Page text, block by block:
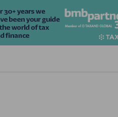
schließen